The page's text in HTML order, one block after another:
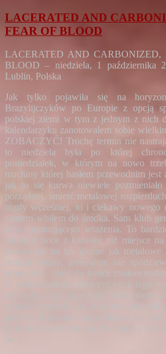
LACERATED AND
FEAR OF BLOOD
LACERATED AND CARBONIZED,
BLOOD – niedziela, 1 października
Lublin, Polska
Jak tylko pojawiła się na
Brazylijczyków po Europie z opcją
polskiej ziemi w tym z jednym z nich
kalendarzyku zanotowałem sobie
ZOBACZYĆ! Trochę termin nie
to niedziela była po której
poniedziałek, w którym na nowo
machiny której hasłem przewodnim
jak to się kurwa niewiele
porządnej, śmierć metalowej
nigdy wcześniej, to i ciekawy nowego
czasem wbiłem do środka. Sam klub
zbyt imponującego wrażenia. To
sobotnie noce z karaoke niż miejsce
pewno nie na tak głośne jak
drugiej strony, generalnie nie
koncercie – choć do końca miałem
to postanowiłem zobaczyć co z tego